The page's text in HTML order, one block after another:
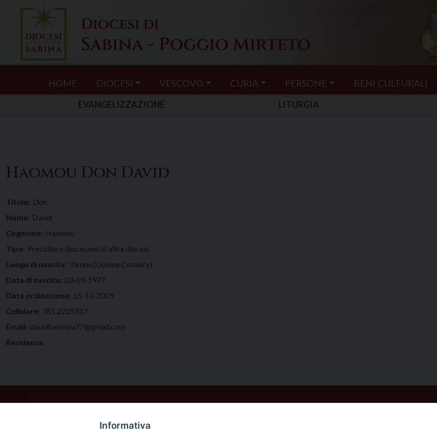
HOME DIOCESI VESCOVO CURIA PERSONE BENI CULTURALI
EVANGELIZZAZIONE LITURGIA
Haomou Don David
Titolo: Don
Nome: David
Cognome: Haomou
Tipo: Presbitero diocesano di altra diocesi
Luogo di nascita: Yamou (Guinea Conakry)
Data di nascita: 03-09-1977
Data ordinazione: 15-11-2009
Cellulare: 351.2225317
Email: davidhaomou77@gmail.com
Residenza:
Informativa